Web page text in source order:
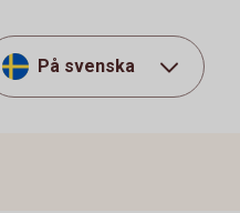
På svenska